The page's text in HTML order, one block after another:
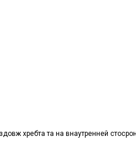
хребта та на внаутренней